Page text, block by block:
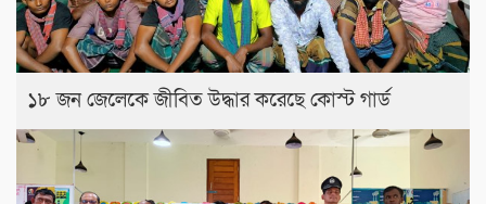
১৮ জন জেলেকে জীবিত উদ্ধার করেছে কোস্ট গার্ড